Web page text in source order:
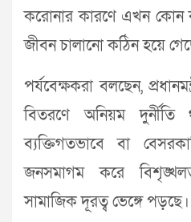
করোনার কারণে এখন কোন
জীবন চালানো কঠিন হয়ে
পর্যবেক্ষকরা বলছেন,
বিতরণে অনিয়ম দুর্নীতি
ব্যক্তিগতভাবে বা
জনসমাগম করে
সামাজিক দূরত্ব ভেঙ্গে পড়ছে।